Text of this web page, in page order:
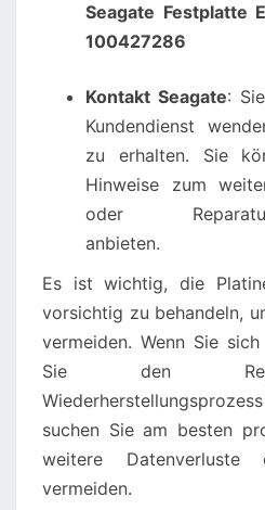
Seagate Festplatte
100427286
Kontakt Seagate:
Kundendienst
zu erhalten. Sie
Hinweise zum
oder Reparatur-/
anbieten.
Es ist wichtig, die
vorsichtig zu behandeln,
vermeiden. Wenn Sie
Sie den
suchen Sie am besten
weitere
vermeiden.